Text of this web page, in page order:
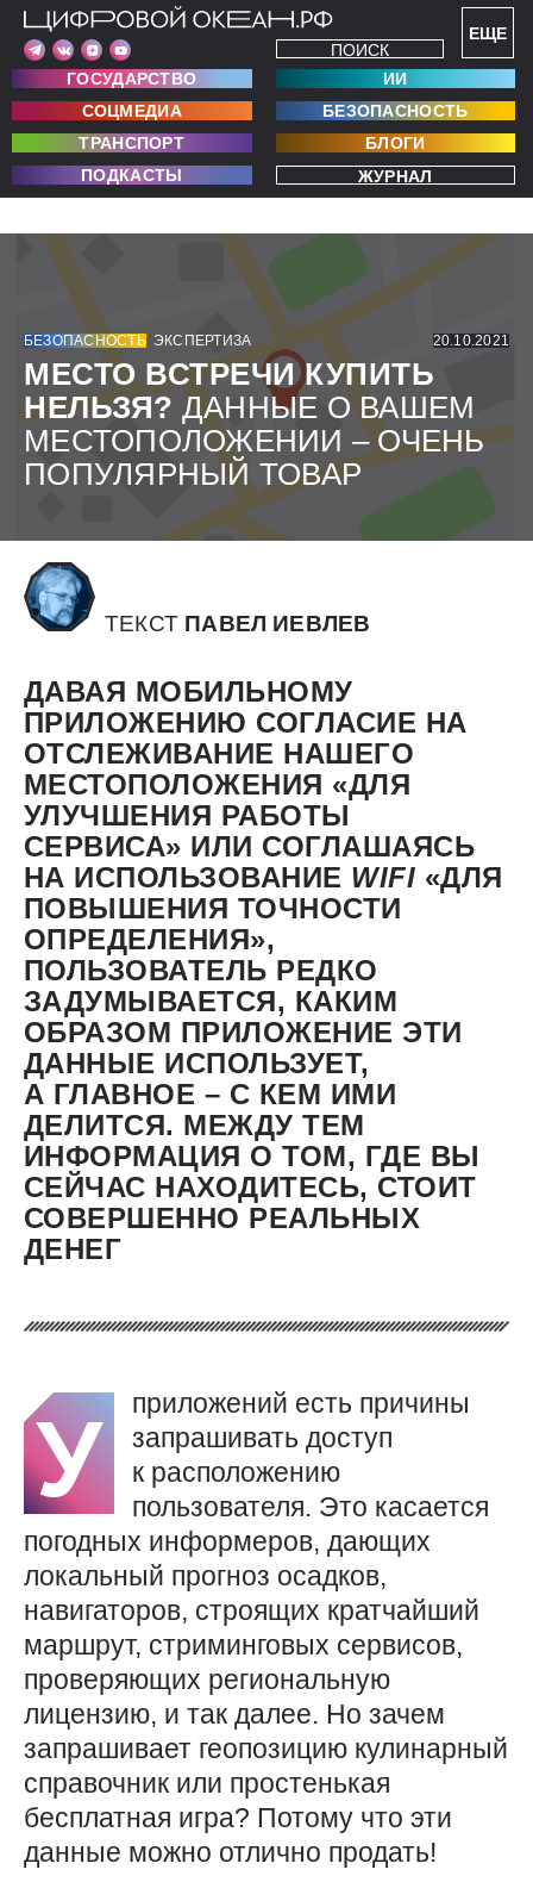
ЕЩЕ
ПОИСК
ГОСУДАРСТВО
ИИ
СОЦМЕДИА
БЕЗОПАСНОСТЬ
ТРАНСПОРТ
БЛОГИ
ПОДКАСТЫ
ЖУРНАЛ
БЕЗОПАСНОСТЬ ЭКСПЕРТИЗА 20.10.2021
МЕСТО ВСТРЕЧИ КУПИТЬ
НЕЛЬЗЯ? ДАННЫЕ О ВАШЕМ
МЕСТОПОЛОЖЕНИИ – ОЧЕНЬ
ПОПУЛЯРНЫЙ ТОВАР
ТЕКСТ ПАВЕЛ ИЕВЛЕВ
ДАВАЯ МОБИЛЬНОМУ
ПРИЛОЖЕНИЮ СОГЛАСИЕ НА
ОТСЛЕЖИВАНИЕ НАШЕГО
МЕСТОПОЛОЖЕНИЯ «ДЛЯ
УЛУЧШЕНИЯ РАБОТЫ
СЕРВИСА» ИЛИ СОГЛАШАЯСЬ
НА ИСПОЛЬЗОВАНИЕ WIFI «ДЛЯ
ПОВЫШЕНИЯ ТОЧНОСТИ
ОПРЕДЕЛЕНИЯ»,
ПОЛЬЗОВАТЕЛЬ РЕДКО
ЗАДУМЫВАЕТСЯ, КАКИМ
ОБРАЗОМ ПРИЛОЖЕНИЕ ЭТИ
ДАННЫЕ ИСПОЛЬЗУЕТ,
А ГЛАВНОЕ – С КЕМ ИМИ
ДЕЛИТСЯ. МЕЖДУ ТЕМ
ИНФОРМАЦИЯ О ТОМ, ГДЕ ВЫ
СЕЙЧАС НАХОДИТЕСЬ, СТОИТ
СОВЕРШЕННО РЕАЛЬНЫХ
ДЕНЕГ
У
приложений есть причины
запрашивать доступ
к расположению
пользователя. Это касается
погодных информеров, дающих
локальный прогноз осадков,
навигаторов, строящих кратчайший
маршрут, стриминговых сервисов,
проверяющих региональную
лицензию, и так далее. Но зачем
запрашивает геопозицию кулинарный
справочник или простенькая
бесплатная игра? Потому что эти
данные можно отлично продать!